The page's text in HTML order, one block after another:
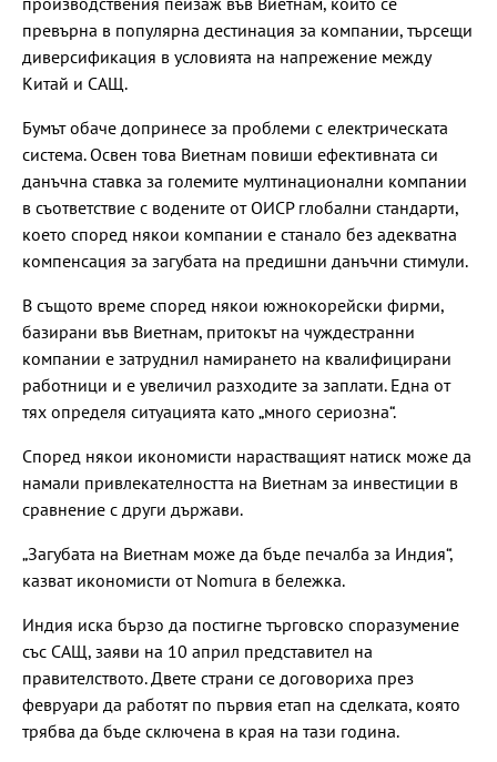
превърна в популярна дестинация за компании, търсещи
диверсификация в условията на напрежение между
Китай и САЩ.
Бумът обаче допринесе за проблеми с електрическата
система. Освен това Виетнам повиши ефективната си
данъчна ставка за големите мултинационални компании
в съответствие с водените от ОИСР глобални стандарти,
което според някои компании е станало без адекватна
компенсация за загубата на предишни данъчни стимули.
В същото време според някои южнокорейски фирми,
базирани във Виетнам, притокът на чуждестранни
компании е затруднил намирането на квалифицирани
работници и е увеличил разходите за заплати. Една от
тях определя ситуацията като „много сериозна“.
Според някои икономисти нарастващият натиск може да
намали привлекателността на Виетнам за инвестиции в
сравнение с други държави.
„Загубата на Виетнам може да бъде печалба за Индия“,
казват икономисти от Nomura в бележка.
Индия иска бързо да постигне търговско споразумение
със САЩ, заяви на 10 април представител на
правителството. Двете страни се договориха през
февруари да работят по първия етап на сделката, която
трябва да бъде сключена в края на тази година.